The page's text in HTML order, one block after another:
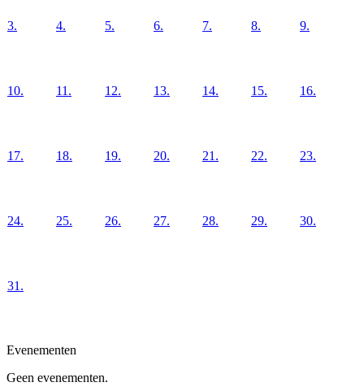
3. 4. 5. 6. 7. 8. 9.
10. 11. 12. 13. 14. 15. 16.
17. 18. 19. 20. 21. 22. 23.
24. 25. 26. 27. 28. 29. 30.
31.
Evenementen
Geen evenementen.